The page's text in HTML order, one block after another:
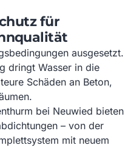
für
ausgesetzt.
dringt Wasser in die
Schäden an Beton,
bei Neuwied bieten
– von der
mit neuem